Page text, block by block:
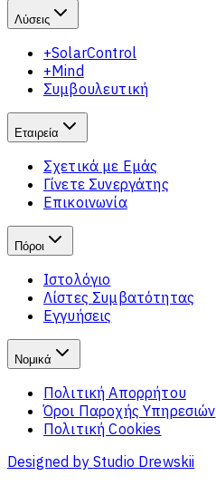
Λύσεις
+SolarControl
+Mind
Συμβουλευτική
Εταιρεία
Σχετικά με Εμάς
Γίνετε Συνεργάτης
Επικοινωνία
Πόροι
Ιστολόγιο
Λίστες Συμβατότητας
Εγγυήσεις
Νομικά
Πολιτική Απορρήτου
Όροι Παροχής Υπηρεσιών
Πολιτική Cookies
Designed by Studio Drewskii